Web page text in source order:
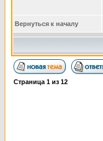
Вернуться к началу
Страница 1 из 12